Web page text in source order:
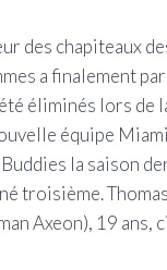
des chapiteaux
a finalement
éliminés lors de
équipe
la saison
troisième.
Axeon), 19 ans,